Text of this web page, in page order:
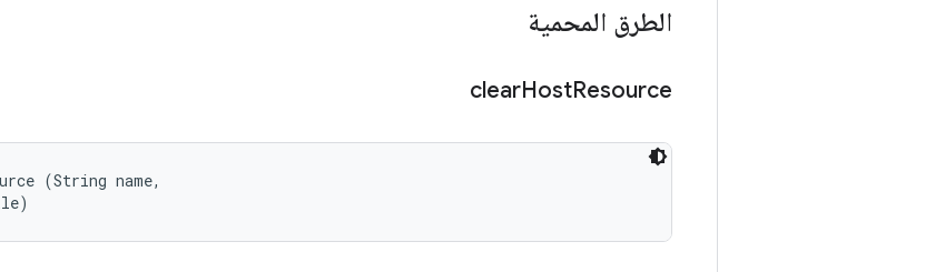
الطرق المحمية
clearHostResource
(String name,